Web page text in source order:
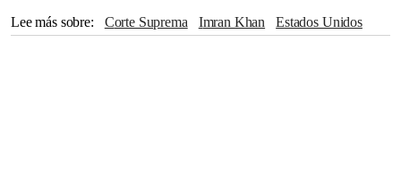
Lee más sobre
Corte Suprema Imran Khan
Estados Unidos